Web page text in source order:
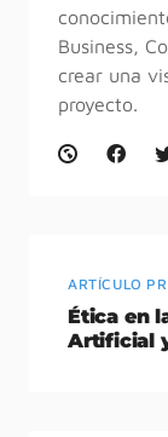
Business,
crear una
proyecto.
ARTÍCULO
Ética en
Artificial